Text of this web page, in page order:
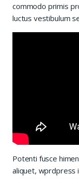
commodo primis
luctus vestibulum
Potenti fusce
aliquet, wprdpress